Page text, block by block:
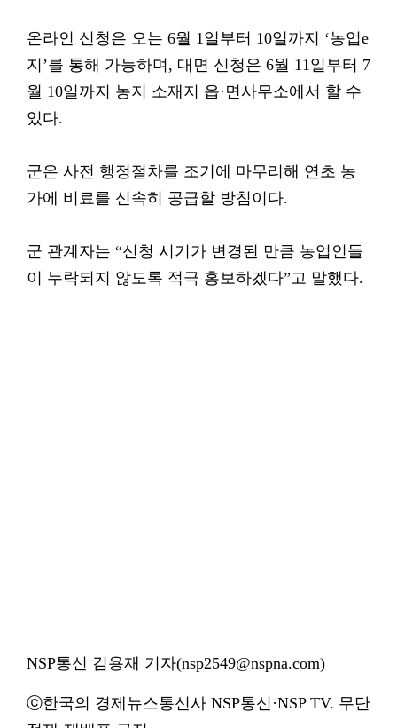
온라인 신청은 오는 6월 1일부터 10일까지 ‘농업e
지’를 통해 가능하며, 대면 신청은 6월 11일부터 7
월 10일까지 농지 소재지 읍·면사무소에서 할 수
있다.
군은 사전 행정절차를 조기에 마무리해 연초 농
가에 비료를 신속히 공급할 방침이다.
군 관계자는 “신청 시기가 변경된 만큼 농업인들
이 누락되지 않도록 적극 홍보하겠다”고 말했다.
NSP통신 김용재 기자(nsp2549@nspna.com)
ⓒ한국의 경제뉴스통신사 NSP통신·NSP TV. 무단